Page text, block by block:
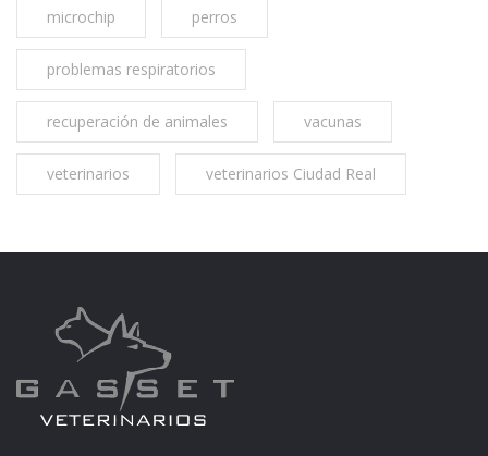
microchip perros
problemas respiratorios
recuperación de animales vacunas
veterinarios veterinarios Ciudad Real